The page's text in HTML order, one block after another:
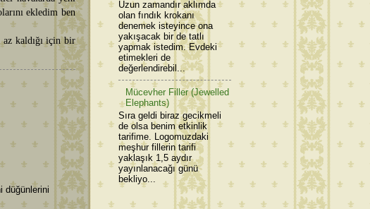
ekledim ben
kaldığı için bir
düğünlerini
Uzun zamandır aklımda
olan fındık krokanı
denemek isteyince ona
yakışacak bir de tatlı
yapmak istedim. Evdeki
etimekleri de
değerlendirebil...
Mücevher Filler (Jewelled
Elephants)
Sıra geldi biraz gecikmeli
de olsa benim etkinlik
tarifime. Logomuzdaki
meşhur fillerin tarifi
yaklaşık 1,5 aydır
yayınlanacağı günü
bekliyo...